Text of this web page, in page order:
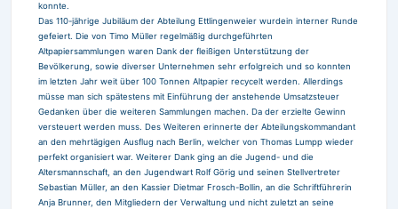
konnte.
Das 110-jährige Jubiläum der Abteilung Ettlingenweier wurdein interner Runde
gefeiert. Die von Timo Müller regelmäßig durchgeführten
Altpapiersammlungen waren Dank der fleißigen Unterstützung der
Bevölkerung, sowie diverser Unternehmen sehr erfolgreich und so konnten
im letzten Jahr weit über 100 Tonnen Altpapier recycelt werden. Allerdings
müsse man sich spätestens mit Einführung der anstehende Umsatzsteuer
Gedanken über die weiteren Sammlungen machen. Da der erzielte Gewinn
versteuert werden muss. Des Weiteren erinnerte der Abteilungskommandant
an den mehrtägigen Ausflug nach Berlin, welcher von Thomas Lumpp wieder
perfekt organisiert war. Weiterer Dank ging an die Jugend- und die
Altersmannschaft, an den Jugendwart Rolf Görig und seinen Stellvertreter
Sebastian Müller, an den Kassier Dietmar Frosch-Bollin, an die Schriftführerin
Anja Brunner, den Mitgliedern der Verwaltung und nicht zuletzt an seine